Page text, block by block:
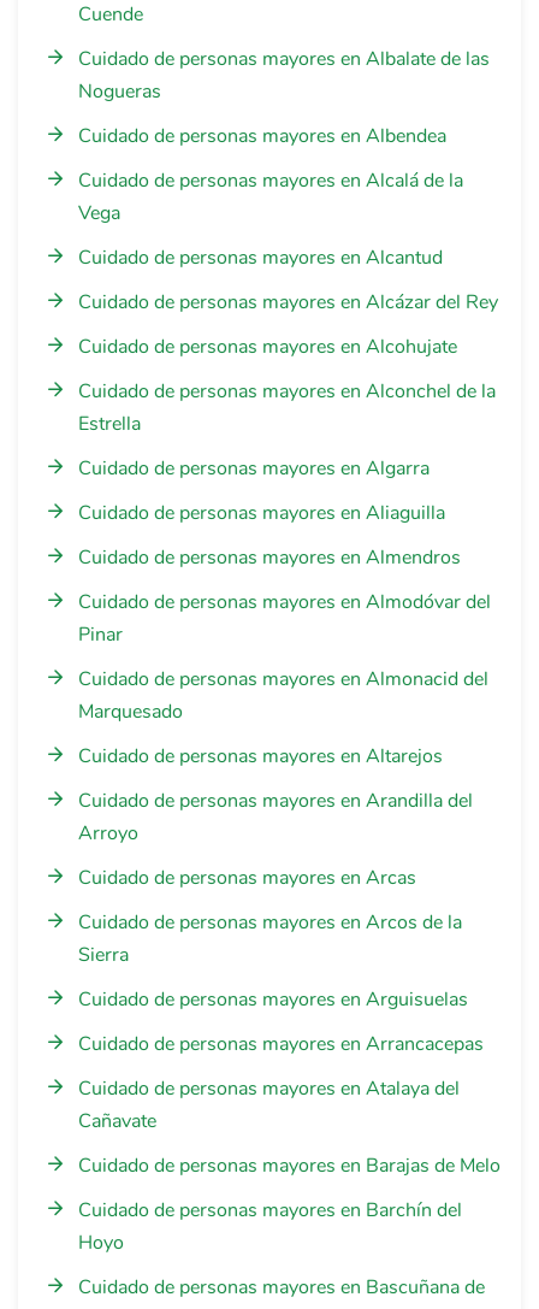
Cuende
Cuidado de personas mayores en Albalate de las
Nogueras
Cuidado de personas mayores en Albendea
Cuidado de personas mayores en Alcalá de la
Vega
Cuidado de personas mayores en Alcantud
Cuidado de personas mayores en Alcázar del Rey
Cuidado de personas mayores en Alcohujate
Cuidado de personas mayores en Alconchel de la
Estrella
Cuidado de personas mayores en Algarra
Cuidado de personas mayores en Aliaguilla
Cuidado de personas mayores en Almendros
Cuidado de personas mayores en Almodóvar del
Pinar
Cuidado de personas mayores en Almonacid del
Marquesado
Cuidado de personas mayores en Altarejos
Cuidado de personas mayores en Arandilla del
Arroyo
Cuidado de personas mayores en Arcas
Cuidado de personas mayores en Arcos de la
Sierra
Cuidado de personas mayores en Arguisuelas
Cuidado de personas mayores en Arrancacepas
Cuidado de personas mayores en Atalaya del
Cañavate
Cuidado de personas mayores en Barajas de Melo
Cuidado de personas mayores en Barchín del
Hoyo
Cuidado de personas mayores en Bascuñana de